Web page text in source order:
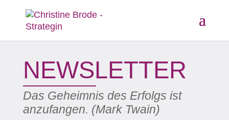
NEWSLETTER
Das Geheimnis des Erfolgs ist
anzufangen. (Mark Twain)